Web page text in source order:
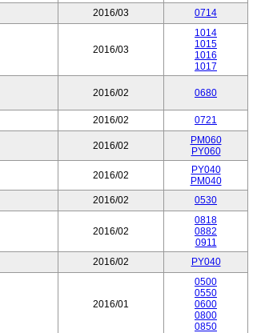
2016/03 0714
2016/03
1014
1015
1016
1017
2016/02 0680
2016/02 0721
2016/02
PM060
PY060
2016/02
PY040
PM040
2016/02 0530
2016/02
0818
0882
0911
2016/02 PY040
2016/01
0500
0550
0600
0800
0850